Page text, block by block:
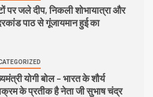
पर जले दीप, निकली शोभायात्रा और
पाठ से गूंजायमान हुई का
योगी बोल – भारत के शौर्य
के प्रतीक है नेता जी सुभाष चंद्र